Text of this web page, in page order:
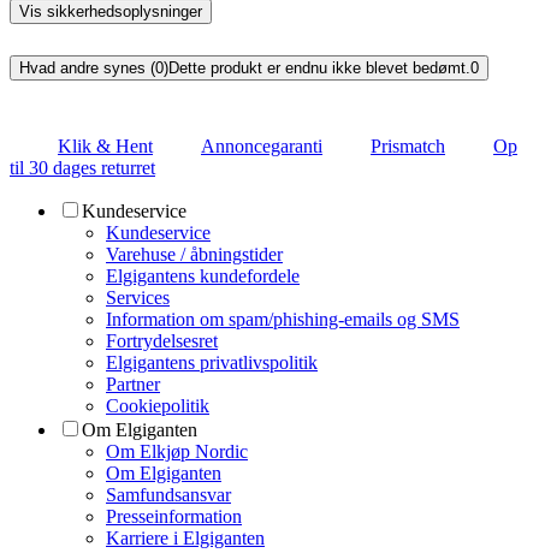
Vis sikkerhedsoplysninger
Hvad andre synes (0)Dette produkt er endnu ikke blevet bedømt. 0
Klik & Hent Annoncegaranti Prismatch
Op
til 30 dages returret
Kundeservice
Kundeservice
Varehuse / åbningstider
Elgigantens kundefordele
Services
Information om spam/phishing-emails og SMS
Fortrydelsesret
Elgigantens privatlivspolitik
Partner
Cookiepolitik
Om Elgiganten
Om Elkjøp Nordic
Om Elgiganten
Samfundsansvar
Presseinformation
Karriere i Elgiganten